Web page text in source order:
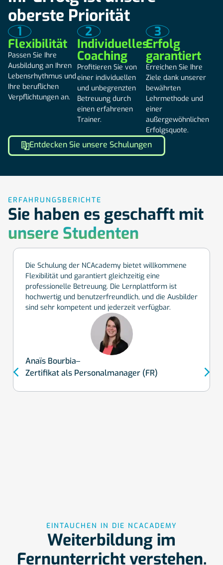
Theorie und Praxis miteinander zu verbinden, indem er
konkrete Beispiele aus der Praxis in seine Schulungen
einfließen lässt. Er interessiert sich auch für neue
Managementmethoden im Zusammenhang mit Industrie
4.0, die er gerne an seine Teilnehmer weitergibt.
oberste Priorität
1
Flexibilität
Passen Sie Ihre
Ausbildung an Ihren
Lebensrhythmus und
Ihre beruflichen
Verpflichtungen an.
2
Individuelles
Coaching
Profitieren Sie von
einer individuellen
und unbegrenzten
Betreuung durch
einen erfahrenen
Trainer.
3
Erfolg
garantiert
Erreichen Sie Ihre
Ziele dank unserer
bewährten
Lehrmethode und
einer
außergewöhnlichen
Erfolgsquote.
Entdecken Sie unsere Schulungen
ERFAHRUNGSBERICHTE
Sie haben es geschafft mit
unsere Studenten
Die Schulung der NCAcademy bietet willkommene
Flexibilität und garantiert gleichzeitig eine
professionelle Betreuung. Die Lernplattform ist
hochwertig und benutzerfreundlich, und die Ausbilder
sind sehr kompetent und jederzeit verfügbar.
Anaïs Bourbia
Zertifikat als Personalmanager (FR)
EINTAUCHEN IN DIE NCACADEMY
Weiterbildung im
Fernunterricht verstehen.